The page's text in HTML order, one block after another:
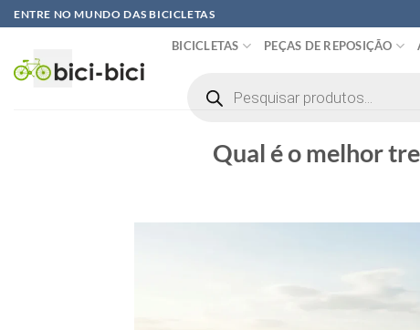
Pular
para
conteúdo
ENTRE NO MUNDO DAS BICICLETAS
BICICLETAS PEÇAS DE REPOSIÇÃO
produtos
Qual é o melhor